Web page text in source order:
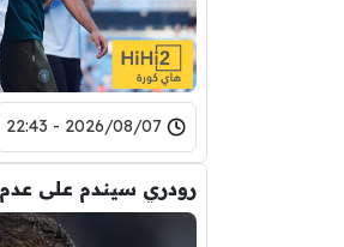
2026/08/07 - 22:43
رودري سيندم على عدم